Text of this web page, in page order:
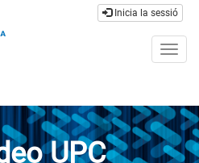
Inicia la sessió
UPC